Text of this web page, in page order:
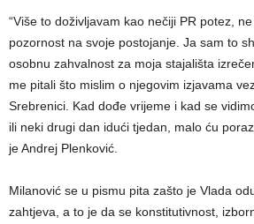
“Više to doživljavam kao nečiji PR potez,
pozornost na svoje postojanje. Ja sam to
osobnu zahvalnost za moja stajališta
me pitali što mislim o njegovim izjavama
Srebrenici. Kad dođe vrijeme i kad se
ili neki drugi dan idući tjedan, malo ću
je Andrej Plenković.
Milanović se u pismu pita zašto je Vlada
zahtjeva, a to je da se konstitutivnost,